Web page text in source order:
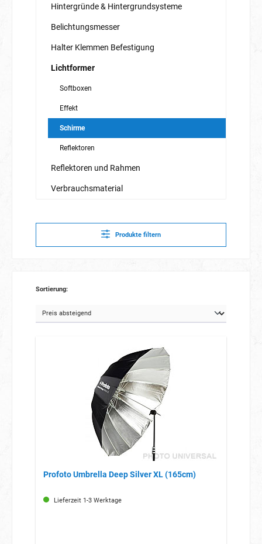
Hintergründe & Hintergrundsysteme
Belichtungsmesser
Halter Klemmen Befestigung
Lichtformer
Softboxen
Effekt
Schirme
Reflektoren
Reflektoren und Rahmen
Verbrauchsmaterial
Produkte filtern
Sortierung:
Profoto Umbrella Deep Silver XL (165cm)
Lieferzeit 1-3 Werktage